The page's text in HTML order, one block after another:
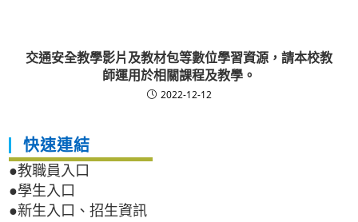
交通安全教學影片及教材包等數位學習資源，請本校教
師運用於相關課程及教學。
2022-12-12
快速連結
●教職員入口
●學生入口
●新生入口、招生資訊